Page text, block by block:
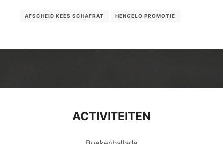
AFSCHEID KEES SCHAFRAT HENGELO PROMOTIE
ACTIVITEITEN